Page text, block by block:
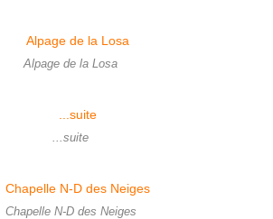
Alpage de la Losa
...suite
Chapelle N-D des Neiges